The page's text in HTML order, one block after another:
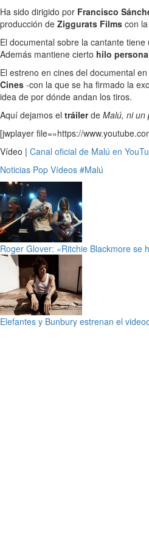
Ha sido dirigido por Francisco
producción de Ziggurats Films con
El documental sobre la cantante
Además mantiene cierto hilo
El estreno en cines del documental
Cines -con la que se ha firmado la
idea de por dónde andan los tiros.
Aquí dejamos el tráilerde Malú, ni un
[jwplayer file=»https://
Vídeo | Canal oficial de Malú en
Noticias Pop Vídeos #Malú
Roger Glover: «Ritchie Blackmore se
Elefantes y Bunbury estrenan el